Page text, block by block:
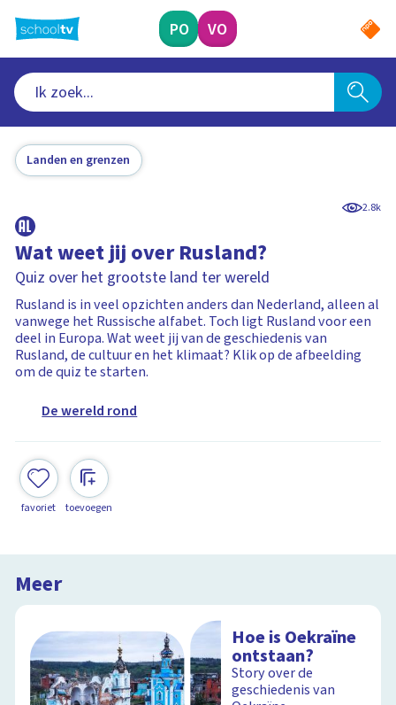
naar
hoofdinhoud
PO VO
Landen en grenzen
2.8k
Wat weet jij over Rusland?
Quiz over het grootste land ter wereld
Rusland is in veel opzichten anders dan Nederland, alleen al
vanwege het Russische alfabet. Toch ligt Rusland voor een
deel in Europa. Wat weet jij van de geschiedenis van
Rusland, de cultuur en het klimaat? Klik op de afbeelding
om de quiz te starten.
De wereld rond
favoriet toevoegen
Meer
Hoe is Oekraïne
ontstaan?
Story over de
geschiedenis van